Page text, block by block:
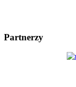
Partnerzy